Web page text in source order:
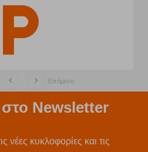
Επόμενο
Newsletter
νέες κυκλοφορίες και τις